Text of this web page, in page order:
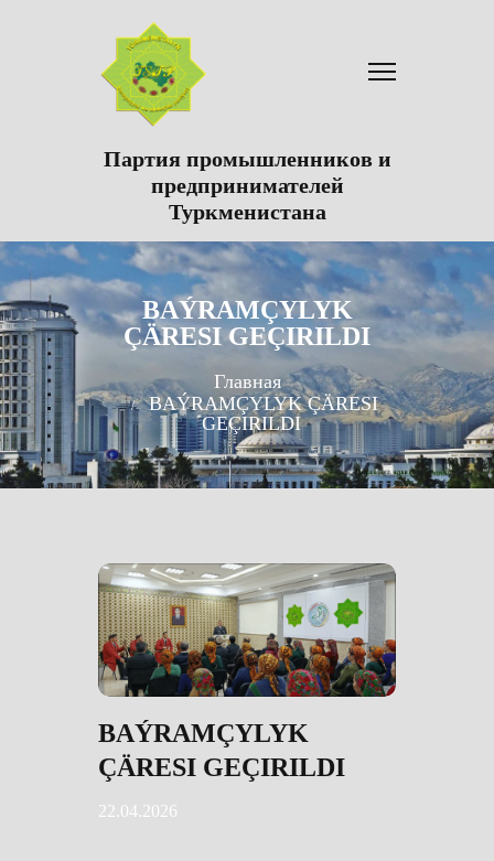
Партия промышленников и
предпринимателей
Туркменистана
BAÝRAMÇYLYK
ÇÄRESI GEÇIRILDI
Главная
BAÝRAMÇYLYK ÇÄRESI
GEÇIRILDI
BAÝRAMÇYLYK
ÇÄRESI GEÇIRILDI
22.04.2026